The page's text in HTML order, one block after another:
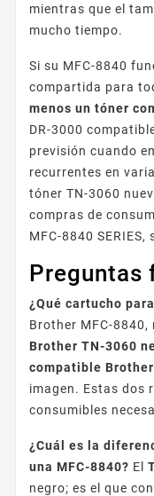
mientras que el
mucho tiempo.
Si su MFC-8840
compartida para
menos un tóner
DR-3000
previsión cuando
recurrentes en
tóner TN-3060
compras de
MFC-8840
Preguntas
¿Qué cartucho
Brother MFC-8840,
Brother TN-3060
compatible Brother
imagen. Estas dos
consumibles
¿Cuál es la
una MFC-8840? El
negro; es el que